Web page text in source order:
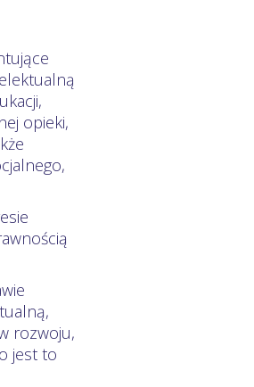
opieki,
rozwoju,
jest to